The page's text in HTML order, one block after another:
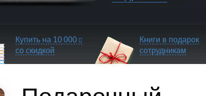
Купить на 10 000
со скидкой
Книги в подарок
сотрудникам